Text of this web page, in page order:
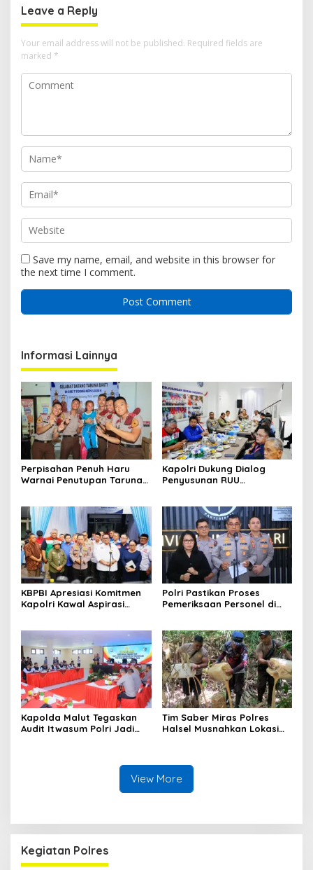
Leave a Reply
Your email address will not be published. Required fields are
marked *
Save my name, email, and website in this browser for
the next time I comment.
Informasi Lainnya
Perpisahan Penuh Haru
Warnai Penutupan Taruna
Kapolri Dukung Dialog
Penyusunan RUU
KBPBI Apresiasi Komitmen
Kapolri Kawal Aspirasi
Polri Pastikan Proses
Pemeriksaan Personel di
Transparan
Kapolda Malut Tegaskan
Audit Itwasum Polri Jadi
Tim Saber Miras Polres
Halsel Musnahkan Lokasi
View More
Kegiatan Polres